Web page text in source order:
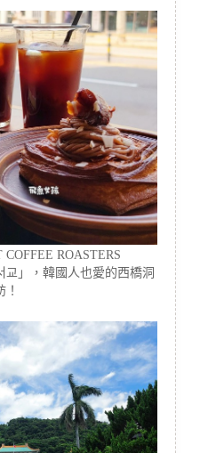
ROASTERS
교」，韓國人也愛的西橋洞